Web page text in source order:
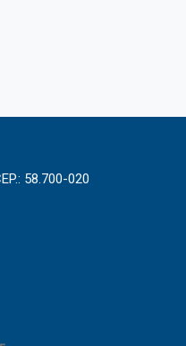
58.700-020